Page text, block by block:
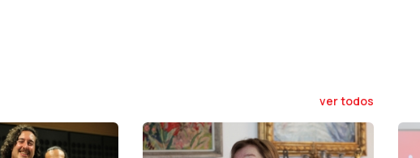
ver todos